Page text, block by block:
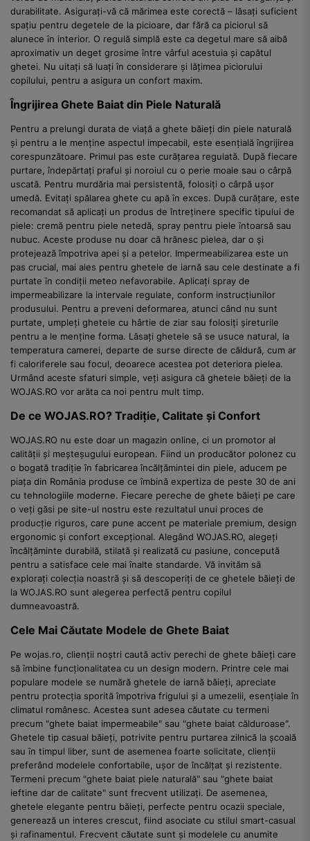
durabilitate. Asigurați-vă că mărimea este corectă – lăsați suficient
spațiu pentru degetele de la picioare, dar fără ca piciorul să
alunece în interior. O regulă simplă este ca degetul mare să aibă
aproximativ un deget grosime între vârful acestuia și capătul
ghetei. Nu uitați să luați în considerare și lățimea piciorului
copilului, pentru a asigura un confort maxim.
Îngrijirea Ghete Baiat din Piele Naturală
Pentru a prelungi durata de viață a ghete băieți din piele naturală
și pentru a le menține aspectul impecabil, este esențială îngrijirea
corespunzătoare. Primul pas este curățarea regulată. După fiecare
purtare, îndepărtați praful și noroiul cu o perie moale sau o cârpă
uscată. Pentru murdăria mai persistentă, folosiți o cârpă ușor
umedă. Evitați spălarea ghete cu apă în exces. După curățare, este
recomandat să aplicați un produs de întreținere specific tipului de
piele: cremă pentru piele netedă, spray pentru piele întoarsă sau
nubuc. Aceste produse nu doar că hrănesc pielea, dar o și
protejează împotriva apei și a petelor. Impermeabilizarea este un
pas crucial, mai ales pentru ghetele de iarnă sau cele destinate a fi
purtate în condiții meteo nefavorabile. Aplicați spray de
impermeabilizare la intervale regulate, conform instrucțiunilor
produsului. Pentru a preveni deformarea, atunci când nu sunt
purtate, umpleți ghetele cu hârtie de ziar sau folosiți șireturile
pentru a le menține forma. Lăsați ghetele să se usuce natural, la
temperatura camerei, departe de surse directe de căldură, cum ar
fi caloriferele sau focul, deoarece acestea pot deteriora pielea.
Urmând aceste sfaturi simple, veți asigura că ghetele băieți de la
WOJAS.RO vor arăta ca noi pentru mult timp.
De ce WOJAS.RO? Tradiție, Calitate și Confort
WOJAS.RO nu este doar un magazin online, ci un promotor al
calității și meșteșugului european. Fiind un producător polonez cu
o bogată tradiție în fabricarea încălțămintei din piele, aducem pe
piața din România produse ce îmbină expertiza de peste 30 de ani
cu tehnologiile moderne. Fiecare pereche de ghete băieți pe care
o veți găsi pe site-ul nostru este rezultatul unui proces de
producție riguros, care pune accent pe materiale premium, design
ergonomic și confort excepțional. Alegând WOJAS.RO, alegeți
încălțăminte durabilă, stilată și realizată cu pasiune, concepută
pentru a satisface cele mai înalte standarde. Vă invităm să
explorați colecția noastră și să descoperiți de ce ghetele băieți de
la WOJAS.RO sunt alegerea perfectă pentru copilul
dumneavoastră.
Cele Mai Căutate Modele de Ghete Baiat
Pe wojas.ro, clienții noștri caută activ perechi de ghete băieți care
să îmbine funcționalitatea cu un design modern. Printre cele mai
populare modele se numără ghetele de iarnă băieți, apreciate
pentru protecția sporită împotriva frigului și a umezelii, esențiale în
climatul românesc. Acestea sunt adesea căutate cu termeni
precum "ghete baiat impermeabile" sau "ghete baiat călduroase".
Ghetele tip casual băieți, potrivite pentru purtarea zilnică la școală
sau în timpul liber, sunt de asemenea foarte solicitate, clienții
preferând modelele confortabile, ușor de încălțat și rezistente.
Termeni precum "ghete baiat piele naturală" sau "ghete baiat
ieftine dar de calitate" sunt frecvent utilizați. De asemenea,
ghetele elegante pentru băieți, perfecte pentru ocazii speciale,
generează un interes crescut, fiind asociate cu stilul smart-casual
și rafinamentul. Frecvent căutate sunt și modelele cu anumite